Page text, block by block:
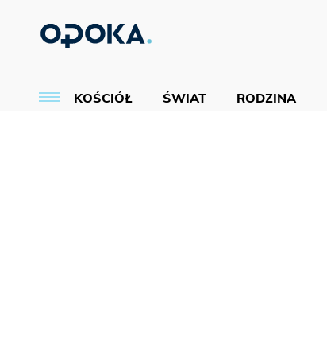
KOŚCIÓŁ ŚWIAT RODZINA